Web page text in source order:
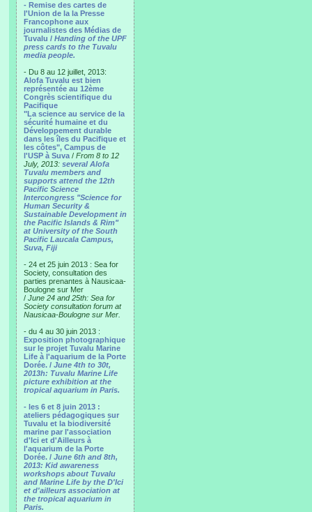
- Remise des cartes de
l'Union de la la Presse
Francophone aux
journalistes des Médias de
Tuvalu / Handing of the UPF
press cards to the Tuvalu
media people.
- Du 8 au 12 juillet, 2013:
Alofa Tuvalu est bien
représentée au 12ème
Congrès scientifique du
Pacifique
"La science au service de la
sécurité humaine et du
Développement durable
dans les îles du Pacifique et
les côtes", Campus de
l'USP à Suva / From 8 to 12
July, 2013: several Alofa
Tuvalu members and
supports attend the 12th
Pacific Science
Intercongress "Science for
Human Security &
Sustainable Development in
the Pacific Islands & Rim"
at University of the South
Pacific Laucala Campus,
Suva, Fiji
- 24 et 25 juin 2013 : Sea for
Society, consultation des
parties prenantes à Nausicaa-
Boulogne sur Mer
/ June 24 and 25th: Sea for
Society consultation forum at
Nausicaa-Boulogne sur Mer.
- du 4 au 30 juin 2013 :
Exposition photographique
sur le projet Tuvalu Marine
Life à l'aquarium de la Porte
Dorée. / June 4th to 30t,
2013h: Tuvalu Marine Life
picture exhibition at the
tropical aquarium in Paris.
- les 6 et 8 juin 2013 :
ateliers pédagogiques sur
Tuvalu et la biodiversité
marine par l'association
d'Ici et d'Ailleurs à
l'aquarium de la Porte
Dorée. / June 6th and 8th,
2013: Kid awareness
workshops about Tuvalu
and Marine Life by the D'Ici
et d'ailleurs association at
the tropical aquarium in
Paris.